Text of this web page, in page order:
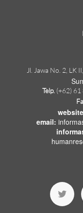
Jl. Jawa No. 2, LK
Telp. (+62)
email: